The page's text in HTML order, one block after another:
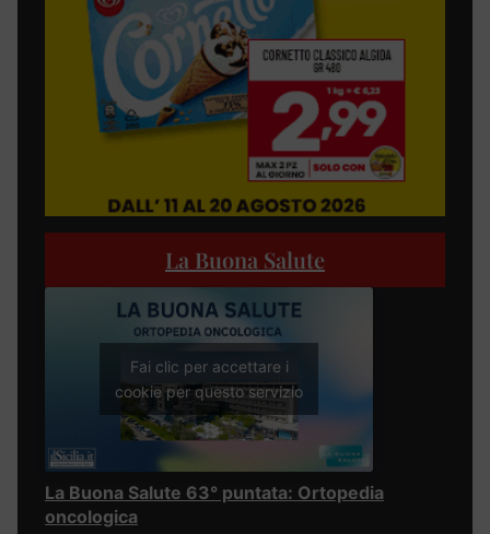
La Buona Salute
Fai clic per accettare i
cookie per questo servizio
La Buona Salute 63° puntata: Ortopedia
oncologica